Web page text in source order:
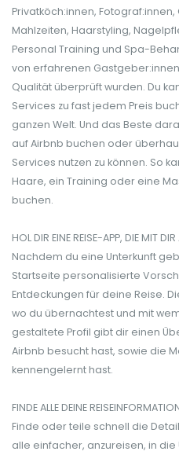
Privatköch:innen,
Mahlzeiten, Haarstyling,
Personal Training und Spa-
von erfahrenen
Qualität überprüft wurden. Du
Services zu fast jedem Preis
ganzen Welt. Und das Beste
auf Airbnb buchen oder
Services nutzen zu können. So
Haare, ein Training oder eine
buchen.
HOL DIR EINE REISE-APP, DIE MIT DIR
Nachdem du eine Unterkunft
Startseite personalisierte
Entdeckungen für deine Reise.
wo du übernachtest und mit
gestaltete Profil gibt dir einen
Airbnb besucht hast, sowie die
kennengelernt hast.
FINDE ALLE DEINE
Finde oder teile schnell die
alle einfacher, anzureisen, in